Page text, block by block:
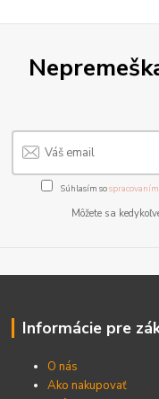
Súhlasím so
Môžete sa
Informácie pre
O nás
Ako nakupovať